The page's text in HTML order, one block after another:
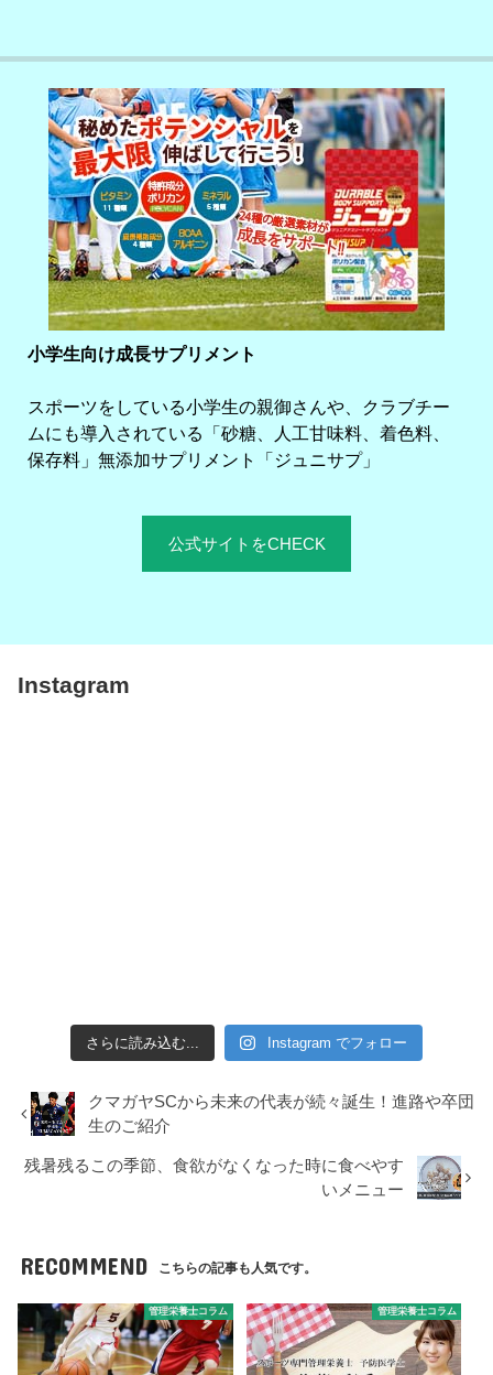
小学生向け成長サプリメント
スポーツをしている小学生の親御さんや、クラブチー
ムにも導入されている「砂糖、人工甘味料、着色料、
保存料」無添加サプリメント「ジュニサプ」
公式サイトをCHECK
Instagram
さらに読み込む... Instagram でフォロー
クマガヤSCから未来の代表が続々誕生！進路や卒団
生のご紹介
残暑残るこの季節、食欲がなくなった時に食べやす
いメニュー
RECOMMEND こちらの記事も人気です。
管理栄養士コラム 管理栄養士コラム